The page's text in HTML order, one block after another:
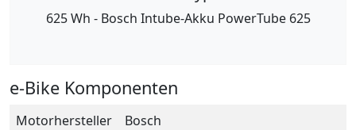
625 Wh - Bosch Intube-Akku PowerTube 625
e-Bike Komponenten
Motorhersteller
Bosch